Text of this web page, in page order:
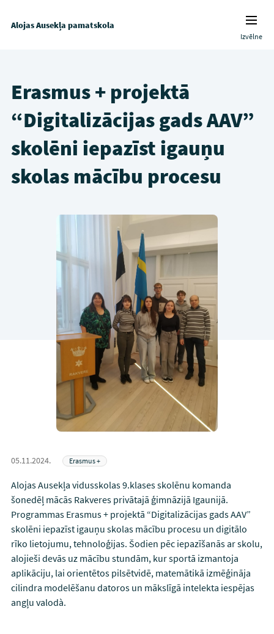
Alojas Ausekļa pamatskola
Izvēlne
Erasmus + projektā
“Digitalizācijas gads AAV”
skolēni iepazīst igauņu
skolas mācību procesu
05.11.2024. Erasmus +
Alojas Ausekļa vidusskolas 9.klases skolēnu komanda
šonedēļ mācās Rakveres privātajā ģimnāzijā Igaunijā.
Programmas Erasmus + projektā “Digitalizācijas gads AAV”
skolēni iepazīst igauņu skolas mācību procesu un digitālo
rīko lietojumu, tehnoloģijas. Šodien pēc iepazīšanās ar skolu,
alojieši devās uz mācību stundām, kur sportā izmantoja
aplikāciju, lai orientētos pilsētvidē, matemātikā izmēģināja
cilindra modelēšanu datoros un mākslīgā intelekta iespējas
angļu valodà.